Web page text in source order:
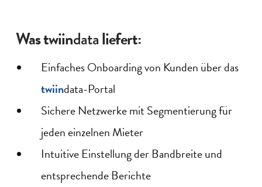
Was twiindataliefert:
Einfaches Onboarding von Kunden über das
twiindata-Portal
Sichere Netzwerke mit Segmentierung für
jeden einzelnen Mieter
Intuitive Einstellung der Bandbreite und
entsprechende Berichte